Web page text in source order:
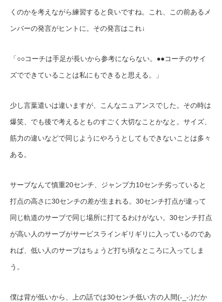
くのかを考えながら練習すると良いですね。これ、この前あるメ
ンバーの発言がヒントに。その発言はこれ↓
「○○コーチは手足が長いから参考にならない。●●コーチのサイ
ズでできていることは私にもできると思える。」
少し言葉遣いは違いますが、こんなニュアンスでした。その時は
爆笑、でも後で考えるとものすごく大切なことかなと。サイズ、
筋力の違いなどで同じようにやろうとしてもできないことは多々
ある。
サーブなんて慎重20センチ、ジャンプ力10センチ劣っていると
打点の高さに30センチの差が生まれる。30センチ打点が違って
同じ軌道のサーブで同じ場所に打てるわけがない。30センチ打点
が高い人のサーブがサービスラインギリギリに入っているのであ
れば、低い人のサーブはちょうど打ち頃なところに入ってしま
う。
僕は背が低いから、上の話では30センチ低い方の人間(-_-;)だか